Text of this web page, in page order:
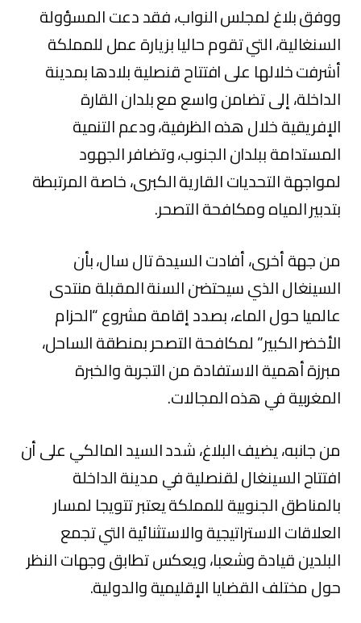
ووفق بلاغ لمجلس النواب، فقد دعت المسؤولة
السنغالية، التي تقوم حاليا بزيارة عمل للمملكة
أشرفت خلالها على افتتاح قنصلية بلادها بمدينة
الداخلة، إلى تضامن واسع مع بلدان القارة
الإفريقية خلال هذه الظرفية، ودعم التنمية
المستدامة ببلدان الجنوب، وتضافر الجهود
لمواجهة التحديات القارية الكبرى، خاصة المرتبطة
بتدبير المياه ومكافحة التصحر.
من جهة أخرى، أفادت السيدة تال سال، بأن
السينغال الذي سيحتضن السنة المقبلة منتدى
عالميا حول الماء، بصدد إقامة مشروع “الحزام
الأخضر الكبير” لمكافحة التصحر بمنطقة الساحل،
مبرزة أهمية الاستفادة من التجربة والخبرة
المغربية في هذه المجالات.
من جانبه، يضيف البلاغ، شدد السيد المالكي على أن
افتتاح السينغال لقنصلية في مدينة الداخلة
بالمناطق الجنوبية للمملكة يعتبر تتويجا لمسار
العلاقات الاستراتيجية والاستثنائية التي تجمع
البلدين قيادة وشعبا، ويعكس تطابق وجهات النظر
حول مختلف القضايا الإقليمية والدولية.